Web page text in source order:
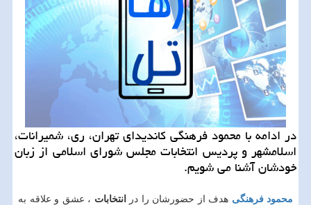
در ادامه با محمود فرهنگی كاندیدای تهران، ری، شمیرانات،
اسلامشهر و پردیس انتخابات مجلس شورای اسلامی از زبان
خودشان آشنا می شویم.
محمود فرهنگی هدف از حضورشان را در انتخابات ، عشق و علاقه به